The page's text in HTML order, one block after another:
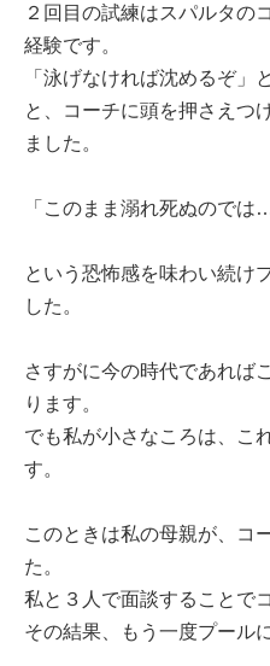
２回目の試練はスパルタの
経験です。
「泳げなければ沈めるぞ」
と、コーチに頭を押さえつ
ました。
「このまま溺れ死ぬのでは…
という恐怖感を味わい続け
した。
さすがに今の時代であれば
ります。
でも私が小さなころは、こ
す。
このときは私の母親が、コ
た。
私と３人で面談することで
その結果、もう一度プール